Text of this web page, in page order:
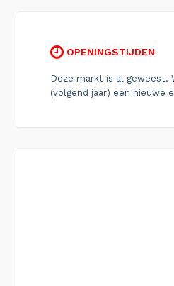
OPENINGSTIJDEN
Deze markt is al
(volgend jaar) een nieuwe